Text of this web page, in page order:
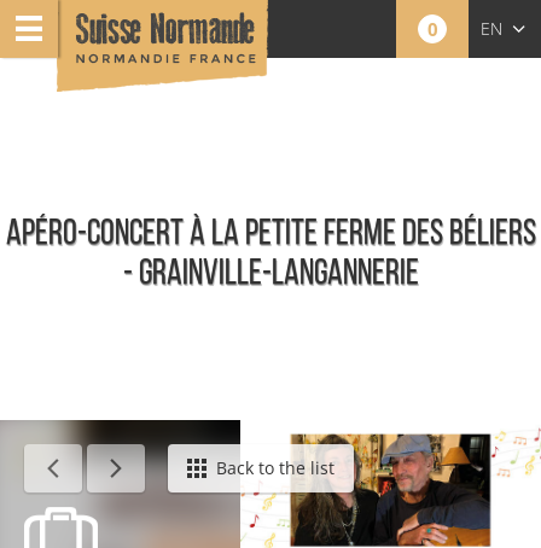
0 EN
APÉRO-CONCERT À LA PETITE FERME DES BÉLIERS
- GRAINVILLE-LANGANNERIE
Calendar - This weekBack to the list